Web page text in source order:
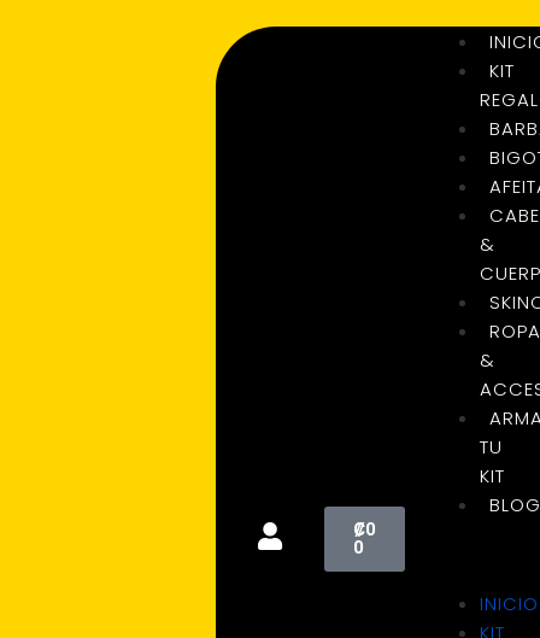
₡0
0
KIT
&
&
TU
KIT
INICIO